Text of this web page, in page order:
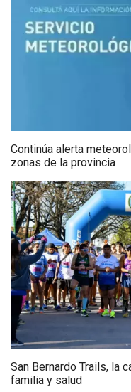
Continúa alerta
zonas de la provincia
San Bernardo Trails, la
familia y salud